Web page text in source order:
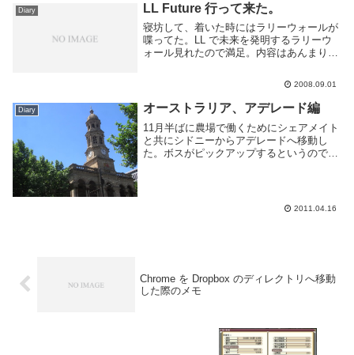
Diary LL Future 行って来た。
寝坊して、着いた時にはラリーウォールが
喋ってた。LL で未来を発明するラリーウ
ォール見れたので満足。内容はあんまり覚
サイコー？！フレームワークあれ、Javaっ
てLLじゃなくね？というのは置いと...
2008.09.01
Diary オーストラリア、アデレード編
11月半ばに農場で働くためにシェアメイト
と共にシドニーからアデレードへ移動し
た。ボスがピックアップするというのでそ
2011.04.16
Chrome を Dropbox のディレクトリへ移動
した際のメモ